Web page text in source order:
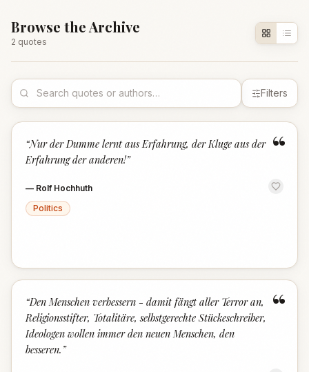
Browse the Archive
2 quotes
Filters
“
“Nur der Dumme lernt aus Erfahrung, der Kluge aus der
Erfahrung der anderen!”
— Rolf Hochhuth
Politics
“
“Den Menschen verbessern - damit fängt aller Terror an,
Religionsstifter, Totalitäre, selbstgerechte Stückeschreiber,
Ideologen wollen immer den neuen Menschen, den
besseren. ”